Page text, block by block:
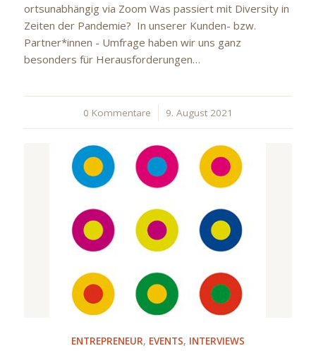
ortsunabhängig via Zoom Was passiert mit Diversity in
Zeiten der Pandemie? In unserer Kunden- bzw.
Partner*innen - Umfrage haben wir uns ganz
besonders für Herausforderungen…
0 Kommentare
/ 9. August 2021
ENTREPRENEUR, EVENTS, INTERVIEWS